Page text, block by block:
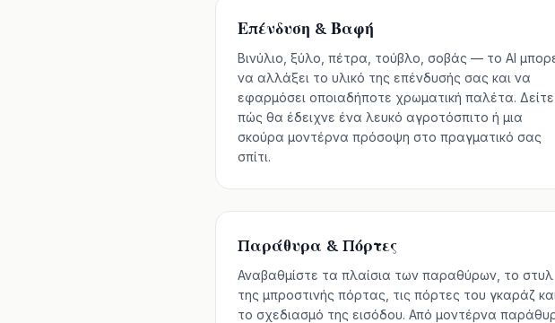
Επένδυση & Βαφή
Βινύλιο, ξύλο, πέτρα, τούβλο, σοβάς — το AI
να αλλάξει το υλικό της επένδυσής σας και να
εφαρμόσει οποιαδήποτε χρωματική παλέτα. Δείτε
πώς θα έδειχνε ένα λευκό αγροτόσπιτο ή μια
σκούρα μοντέρνα πρόσοψη στο πραγματικό σας
σπίτι.
Παράθυρα & Πόρτες
Αναβαθμίστε τα πλαίσια των παραθύρων, το στυλ
της μπροστινής πόρτας, τις πόρτες του γκαράζ
το σχεδιασμό της εισόδου. Από μοντέρνα